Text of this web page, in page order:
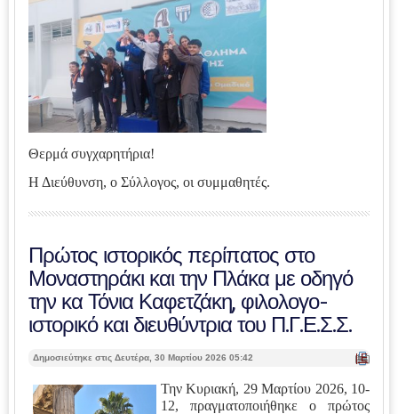
Θερμά συγχαρητήρια!
Η Διεύθυνση, ο Σύλλογος, οι συμμαθητές.
Πρώτος ιστορικός περίπατος στο
Μοναστηράκι και την Πλάκα με οδηγό
την κα Τόνια Καφετζάκη, φιλολογο-
ιστορικό και διευθύντρια του Π.Γ.Ε.Σ.Σ.
| Ε
ύπ
ωσ
η |
Δημοσιεύτηκε στις Δευτέρα, 30 Μαρτίου 2026 05:42
Την Κυριακή, 29 Μαρτίου 2026, 10-
12, πραγματοποιήθηκε ο πρώτος